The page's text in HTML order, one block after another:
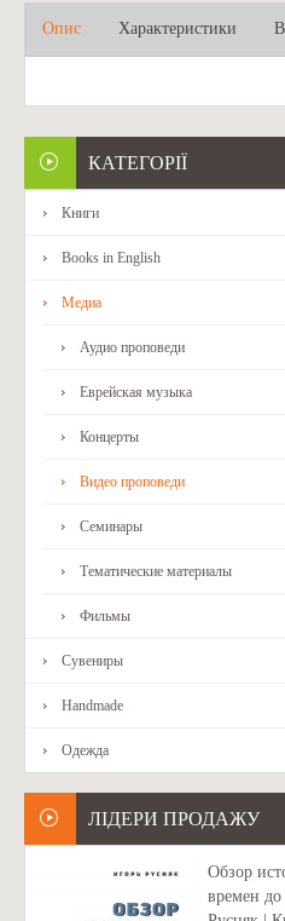
Опис Характеристики
КАТЕГОРІЇ
Книги
Books in English
Медиа
Аудио проповеди
Еврейская музыка
Концерты
Видео проповеди
Семинары
Тематические материалы
Фильмы
Сувениры
Handmade
Одежда
ЛІДЕРИ ПРОДАЖУ
Обзор
времен до